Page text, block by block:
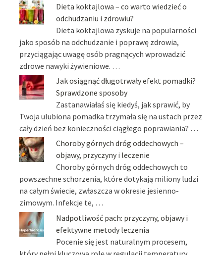
Dieta koktajlowa – co warto wiedzieć o
odchudzaniu i zdrowiu?
Dieta koktajlowa zyskuje na popularności
jako sposób na odchudzanie i poprawę zdrowia,
przyciągając uwagę osób pragnących wprowadzić
zdrowe nawyki żywieniowe. …
Jak osiągnąć długotrwały efekt pomadki?
Sprawdzone sposoby
Zastanawiałaś się kiedyś, jak sprawić, by
Twoja ulubiona pomadka trzymała się na ustach przez
cały dzień bez konieczności ciągłego poprawiania? …
Choroby górnych dróg oddechowych –
objawy, przyczyny i leczenie
Choroby górnych dróg oddechowych to
powszechne schorzenia, które dotykają miliony ludzi
na całym świecie, zwłaszcza w okresie jesienno-
zimowym. Infekcje te, …
Nadpotliwość pach: przyczyny, objawy i
efektywne metody leczenia
Pocenie się jest naturalnym procesem,